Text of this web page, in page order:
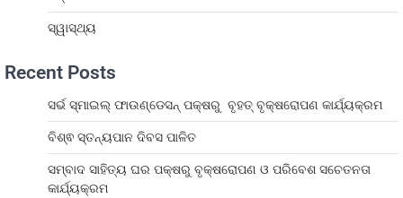
ସ୍ୱାସ୍ଥ୍ୟ
Recent Posts
ସର୍ଭ ସ୍ମାଇଲ୍ ଫାଉଣ୍ଡେସନ୍ ପକ୍ଷରୁ ବୃହତ୍ ବୃକ୍ଷରୋପଣ କାର୍ଯ୍ୟକ୍ରମ
ବିଶ୍ଵ ସ୍ତନ୍ୟପାନ ଦିବସ ପାଳିତ
ସମ୍ବାଦ ସାହିତ୍ୟ ଘର ପକ୍ଷରୁ ବୃକ୍ଷରୋପଣ ଓ ପରିବେଶ ସଚେତନତା
କାର୍ଯ୍ୟକ୍ରମ